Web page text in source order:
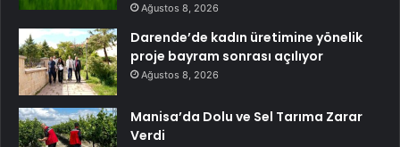
Ağustos 8, 2026
Darende’de kadın üretimine yönelik
proje bayram sonrası açılıyor
Ağustos 8, 2026
Manisa’da Dolu ve Sel Tarıma Zarar
Verdi